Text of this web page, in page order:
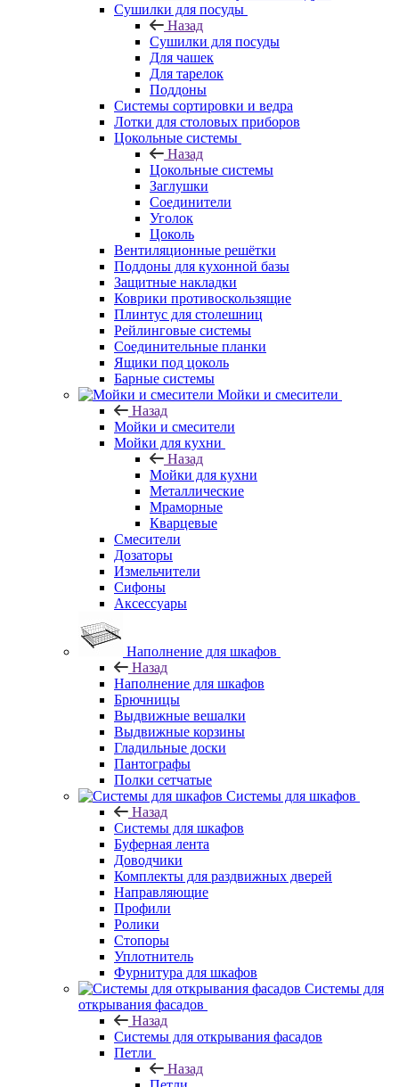
Сушилки для посуды
Назад
Сушилки для посуды
Для чашек
Для тарелок
Поддоны
Системы сортировки и ведра
Лотки для столовых приборов
Цокольные системы
Назад
Цокольные системы
Заглушки
Соединители
Уголок
Цоколь
Вентиляционные решётки
Поддоны для кухонной базы
Защитные накладки
Коврики противоскользящие
Плинтус для столешниц
Рейлинговые системы
Соединительные планки
Ящики под цоколь
Барные системы
Мойки и смесители
Назад
Мойки и смесители
Мойки для кухни
Назад
Мойки для кухни
Металлические
Мраморные
Кварцевые
Смесители
Дозаторы
Измельчители
Сифоны
Аксессуары
Наполнение для шкафов
Назад
Наполнение для шкафов
Брючницы
Выдвижные вешалки
Выдвижные корзины
Гладильные доски
Пантографы
Полки сетчатые
Системы для шкафов
Назад
Системы для шкафов
Буферная лента
Доводчики
Комплекты для раздвижных дверей
Направляющие
Профили
Ролики
Стопоры
Уплотнитель
Фурнитура для шкафов
Системы для
открывания фасадов
Назад
Системы для открывания фасадов
Петли
Назад